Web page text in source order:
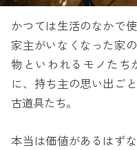
かつては生活のなかで
家主がいなくなった家
物といわれるモノたち
に、持ち主の思い出ご
古道具たち。
本当は価値があるはず